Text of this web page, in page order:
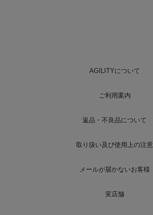
AGILITYについて
ご利用案内
返品・不良品について
取り扱い及び使用上の注意
メールが届かないお客様
実店舗